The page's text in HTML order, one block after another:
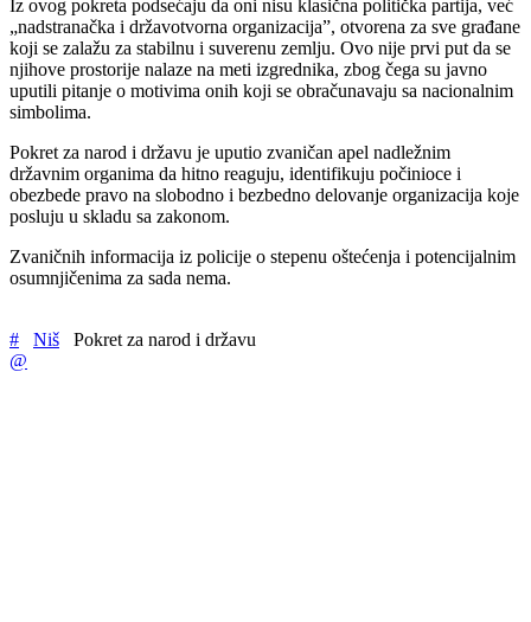
Iz ovog pokreta podsećaju da oni nisu klasična politička partija, već
„nadstranačka i državotvorna organizacija”, otvorena za sve građane
koji se zalažu za stabilnu i suverenu zemlju. Ovo nije prvi put da se
njihove prostorije nalaze na meti izgrednika, zbog čega su javno
uputili pitanje o motivima onih koji se obračunavaju sa nacionalnim
simbolima.
Pokret za narod i državu je uputio zvaničan apel nadležnim
državnim organima da hitno reaguju, identifikuju počinioce i
obezbede pravo na slobodno i bezbedno delovanje organizacija koje
posluju u skladu sa zakonom.
Zvaničnih informacija iz policije o stepenu oštećenja i potencijalnim
osumnjičenima za sada nema.
# Niš
Pokret za narod i državu
@